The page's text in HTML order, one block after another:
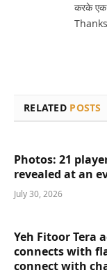
करके एक
RELATED POSTS
Photos: 21
revealed at an
July 30, 2026
Yeh Fitoor Tera
connects with
connect with